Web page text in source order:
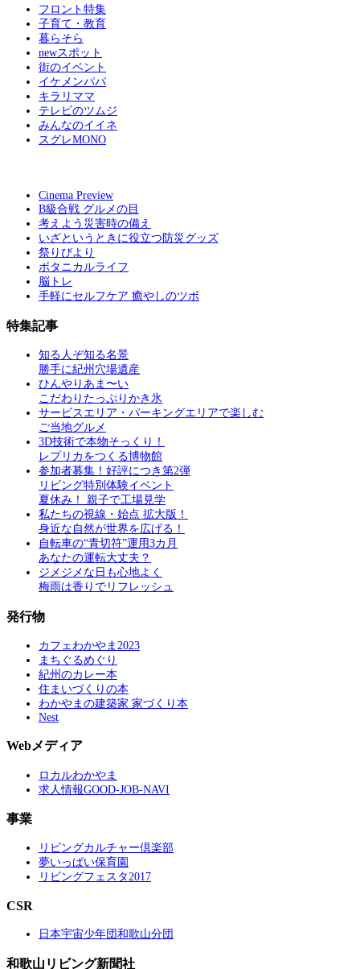
フロント特集
子育て・教育
暮らそら
newスポット
街のイベント
イケメンパパ
キラリママ
テレビのツムジ
みんなのイイネ
スグレMONO
Cinema Preview
B級合戦 グルメの目
考えよう災害時の備え
いざというときに役立つ防災グッズ
祭りびより
ボタニカルライフ
脳トレ
手軽にセルフケア 癒やしのツボ
特集記事
知る人ぞ知る名景
勝手に紀州穴場遺産
ひんやりあま〜い
こだわりたっぷりかき氷
サービスエリア・パーキングエリアで楽しむ
ご当地グルメ
3D技術で本物そっくり！
レプリカをつくる博物館
参加者募集！好評につき第2弾
リビング特別体験イベント
夏休み！ 親子で工場見学
私たちの視線・始点 拡大版！
身近な自然が世界を広げる！
自転車の“青切符”運用3カ月
あなたの運転大丈夫？
ジメジメな日も心地よく
梅雨は香りでリフレッシュ
発行物
カフェわかやま2023
まちぐるめぐり
紀州のカレー本
住まいづくりの本
わかやまの建築家 家づくり本
Nest
Webメディア
ロカルわかやま
求人情報GOOD-JOB-NAVI
事業
リビングカルチャー倶楽部
夢いっぱい保育園
リビングフェスタ2017
CSR
日本宇宙少年団和歌山分団
和歌山リビング新聞社